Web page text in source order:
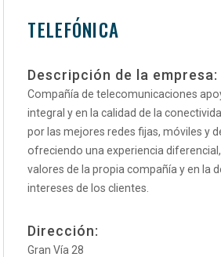
TELEFÓNICA
Descripción de la empresa:
Compañía de telecomunicaciones
integral y en la calidad de la
por las mejores redes fijas, móviles y
ofreciendo una experiencia
valores de la propia compañía y en la
intereses de los clientes.
Dirección:
Gran Vía 28